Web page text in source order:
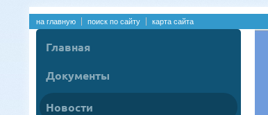
на главную поиск по сайту карта сайта
Главная
Документы
Новости